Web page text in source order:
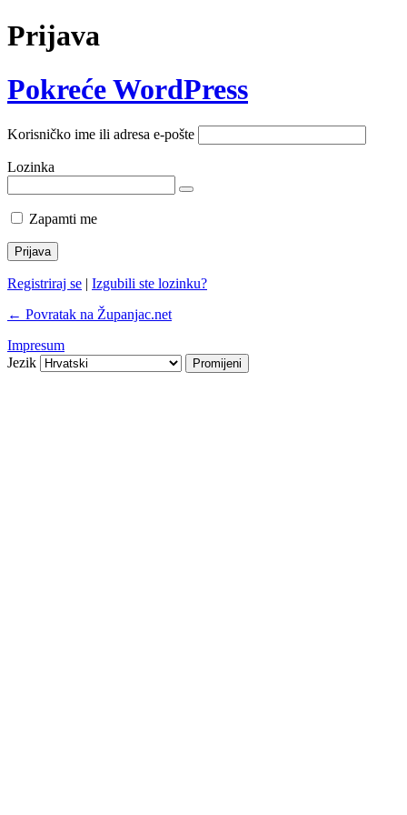
Prijava
Pokreće WordPress
Korisničko ime ili adresa e-pošte
Lozinka
Zapamti me
Registriraj se | Izgubili ste lozinku?
← Povratak na Županjac.net
Impresum
Jezik